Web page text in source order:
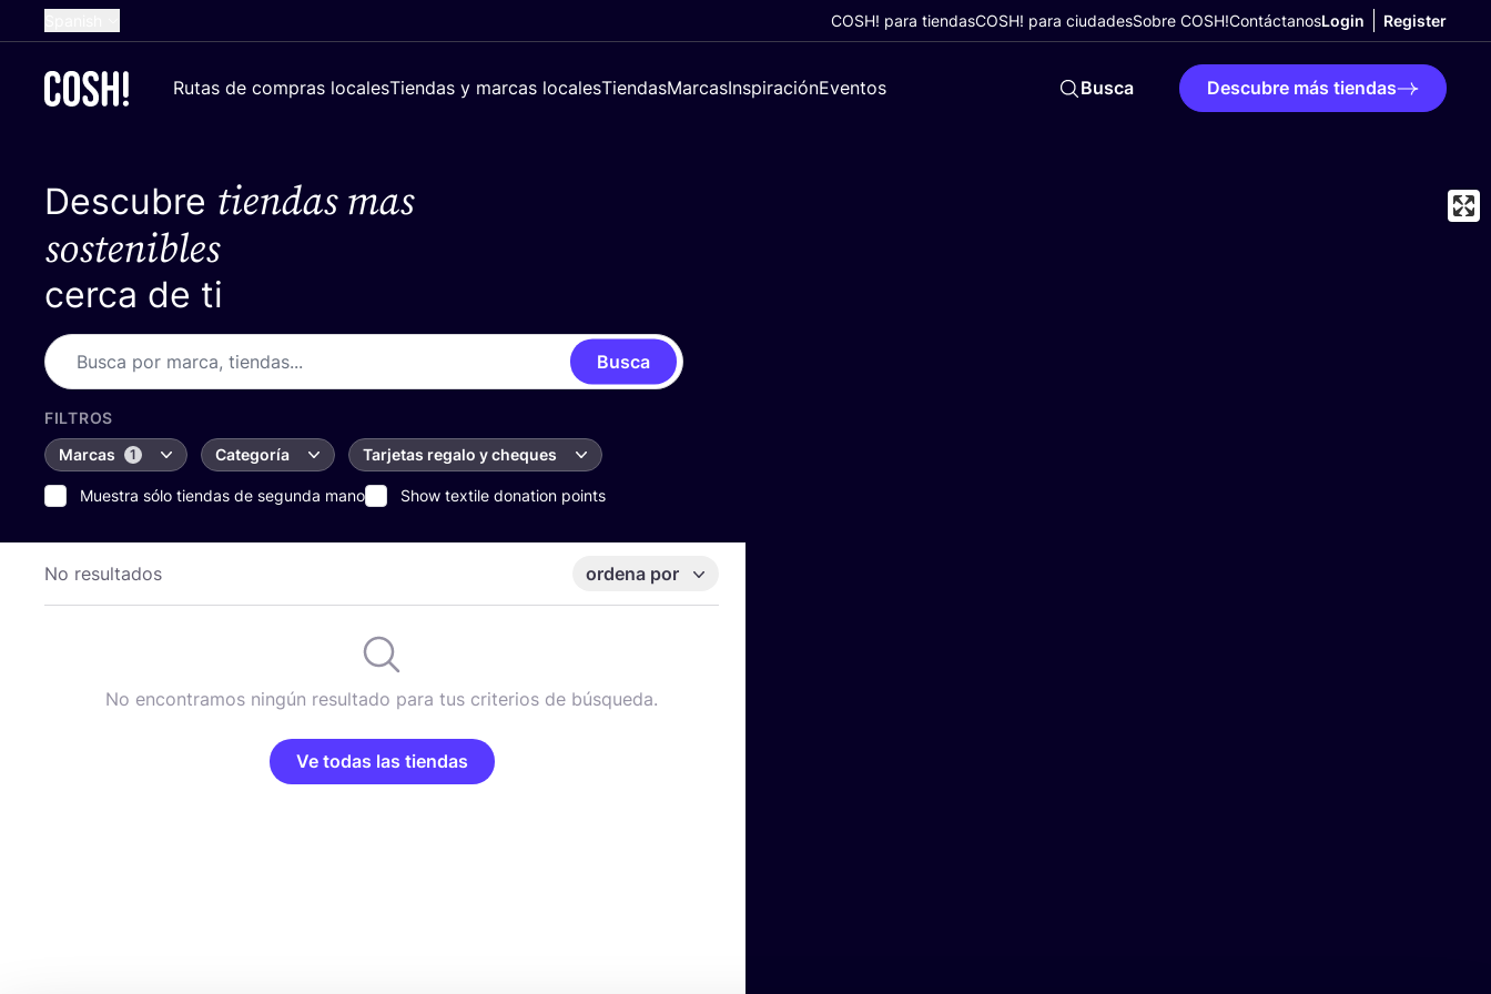
Dutch
German
COSH! para tiendasCOSH! para ciudadesSobre COSH!ContáctanosLogin Register
Rutas de compras localesTiendas y marcas localesTiendasMarcasInspiraciónEventos Busca Descubre más tiendas
Descubre tiendas mas
sostenibles
cerca de ti
Busca
FILTROS
Marcas
1 Categoría Tarjetas regalo y cheques
Muestra sólo tiendas de segunda mano Show textile donation points
No resultados ordena por
No encontramos ningún resultado para tus criterios de búsqueda.
Ve todas las tiendas